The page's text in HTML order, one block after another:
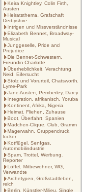
Keira Knightley, Colin Firth,
Austen
Heiratsthema, Grafschaft
Derbyshire
Intrigen und Missverständnisse
Elizabeth Bennet, Broadway-
Musical
Junggeselle, Pride and
Prejudice
Die Bennet-Schwestern,
Freundin Charlotte
Überheblichkeit, Verachtung,
Neid, Eifersucht
Stolz und Vorurteil, Chatsworth,
Lyme-Park
Jane Austen, Pemberley, Darcy
Integration, afrikanisch, Yoruba
Kontinent, Afrika, Nigeria
Heimat, Fliehen, Zuhause
Boot, Überfahrt, Spanien
Mädchen-Clique, Club, Gramm
Magerwahn, Gruppendruck,
locker
Kotflügel, Senfgas,
Automobilindustrie
Spam, Trottel, Werbung,
Reporter
Löffel, Mitbewohner, WG,
Verwandte
Archetypen, Großstadtleben,
reich
Berlin, Künstler-Milieu, Single